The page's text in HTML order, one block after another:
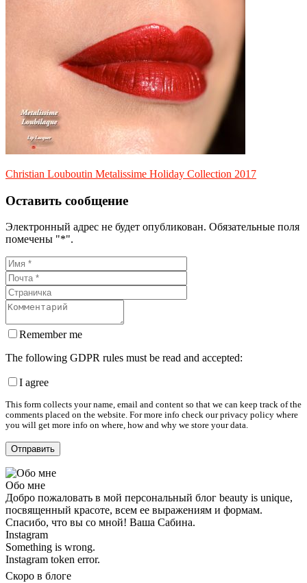
Christian Louboutin Metalissime Holiday Collection 2017
Оставить сообщение
Электронный адрес не будет опубликован. Обязательные поля
помечены "*".
Remember me
The following GDPR rules must be read and accepted:
I agree
This form collects your name, email and content so that we can keep track of the
comments placed on the website. For more info check our privacy policy where
you will get more info on where, how and why we store your data.
Обо мне
Добро пожаловать в мой персональный блог beauty is unique,
посвященный красоте, всем ее выражениям и формам.
Спасибо, что вы со мной! Ваша Сабина.
Instagram
Something is wrong.
Instagram token error.
Скоро в блоге